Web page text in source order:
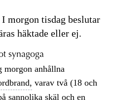
morgon tisdag beslutar
häktade eller ej.
synagoga
morgon anhållna
varav två (18 och
sannolika skäl och en